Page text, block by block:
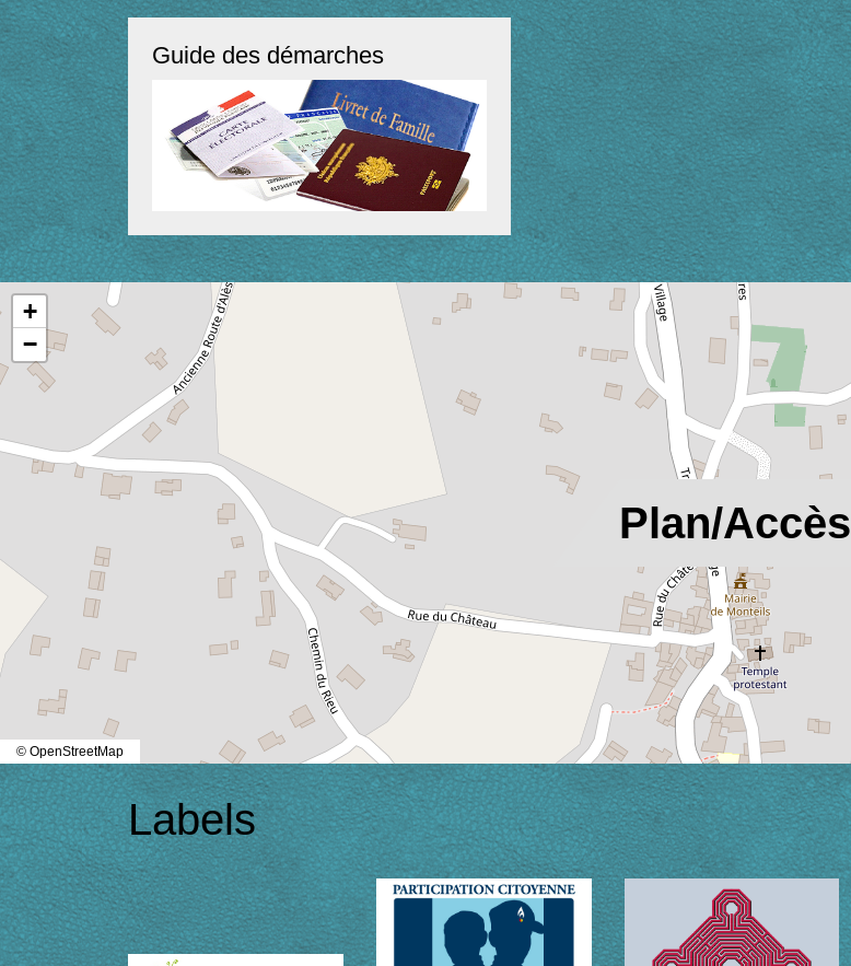
Guide des démarches
Plan/Accès
location_on
+
−
© OpenStreetMap
Labels